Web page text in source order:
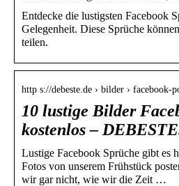
Entdecke die lustigsten Facebook
Gelegenheit. Diese Sprüche
teilen.
http s://debeste.de › bilder › facebook-
10 lustige Bilder
kostenlos –
Lustige Facebook Sprüche gibt
Fotos von unserem Frühstück
wir gar nicht, wie wir die Zeit …